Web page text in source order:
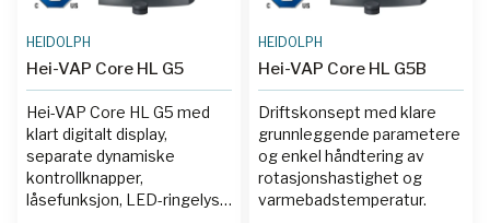
HEIDOLPH
Hei-VAP Core HL G5
Hei-VAP Core HL G5 med
klart digitalt display,
separate dynamiske
kontrollknapper,
låsefunksjon, LED-ringelys,
HEIDOLPH
Hei-VAP Core HL G5B
Driftskonsept med klare
grunnleggende parametere
og enkel håndtering av
rotasjonshastighet og
varmebadstemperatur.